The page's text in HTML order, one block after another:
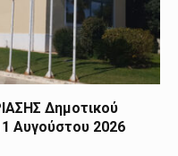
Δημοτικού
Αυγούστου 2026